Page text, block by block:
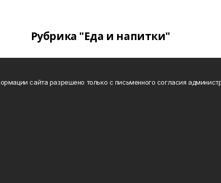
Рубрика "Еда и напитки"
сайта разрешено только с письменного согласия